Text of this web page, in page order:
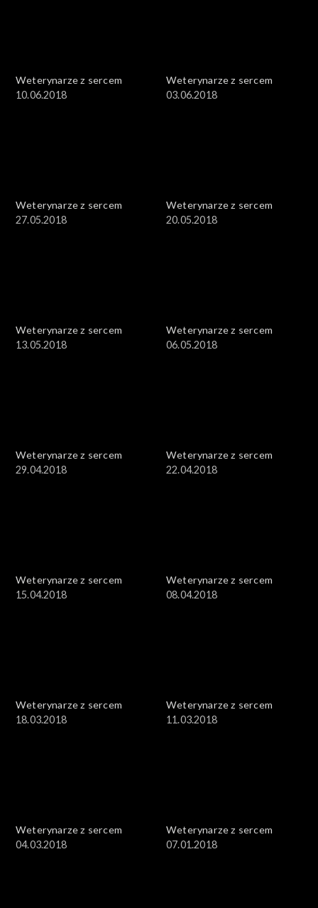
Weterynarze z sercem
10.06.2018
Weterynarze z sercem
03.06.2018
Weterynarze z sercem
27.05.2018
Weterynarze z sercem
20.05.2018
Weterynarze z sercem
13.05.2018
Weterynarze z sercem
06.05.2018
Weterynarze z sercem
29.04.2018
Weterynarze z sercem
22.04.2018
Weterynarze z sercem
15.04.2018
Weterynarze z sercem
08.04.2018
Weterynarze z sercem
18.03.2018
Weterynarze z sercem
11.03.2018
Weterynarze z sercem
04.03.2018
Weterynarze z sercem
07.01.2018